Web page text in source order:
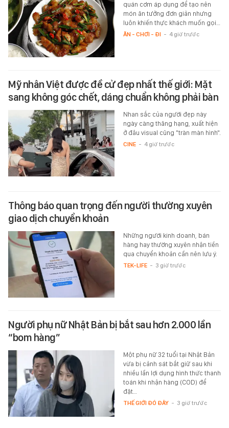
quán cơm áp dụng để tạo nên
món ăn tưởng đơn giản nhưng
luôn khiến thực khách muốn gọi…
ĂN - CHƠI - ĐI - 4 giờ trước
Mỹ nhân Việt được đề cử đẹp nhất thế giới: Mặt
sang không góc chết, dáng chuẩn không phải bàn
Nhan sắc của người đẹp này
ngày càng thăng hạng, xuất hiện
ở đâu visual cũng "tràn màn hình".
CINE - 4 giờ trước
Thông báo quan trọng đến người thường xuyên
giao dịch chuyển khoản
Những người kinh doanh, bán
hàng hay thường xuyên nhận tiền
qua chuyển khoản cần nên lưu ý.
TEK-LIFE - 3 giờ trước
Người phụ nữ Nhật Bản bị bắt sau hơn 2.000 lần
“bom hàng”
Một phụ nữ 32 tuổi tại Nhật Bản
vừa bị cảnh sát bắt giữ sau khi
nhiều lần lợi dụng hình thức thanh
toán khi nhận hàng (COD) để
đặt…
THẾ GIỚI ĐÓ ĐÂY - 3 giờ trước